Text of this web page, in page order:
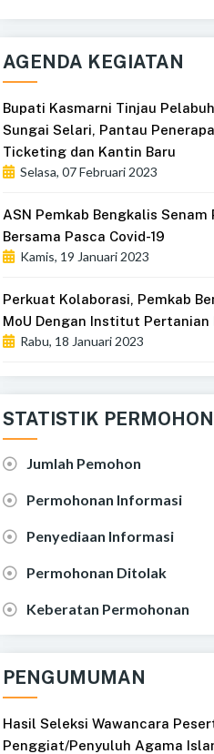
AGENDA KEGIATAN
Bupati Kasmarni Tinjau
Sungai Selari, Pantau
Ticketing dan Kantin Baru
Selasa, 07 Februari 2023
ASN Pemkab Bengkalis Senam
Bersama Pasca Covid-19
Kamis, 19 Januari 2023
Perkuat Kolaborasi, Pemkab
MoU Dengan Institut Pertanian
Rabu, 18 Januari 2023
STATISTIK
Jumlah Pemohon
Permohonan Informasi
Penyediaan Informasi
Permohonan Ditolak
Keberatan Permohonan
PENGUMUMAN
Hasil Seleksi Wawancara
Penggiat/Penyuluh Agama